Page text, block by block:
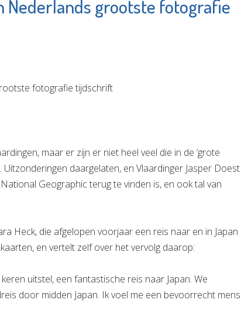
Nederlands grootste fotografie
maar er zijn er niet heel veel die in de ‘grote
daargelaten, en Vlaardinger Jasper Doest
Geographic terug te vinden is, en ook tal van
Heck, die afgelopen voorjaar een reis naar en in Japan
en vertelt zelf over het vervolg daarop:
uitstel, een fantastische reis naar Japan. We
door midden Japan. Ik voel me een bevoorrecht mens
by
Giant Store
Vlaardingen